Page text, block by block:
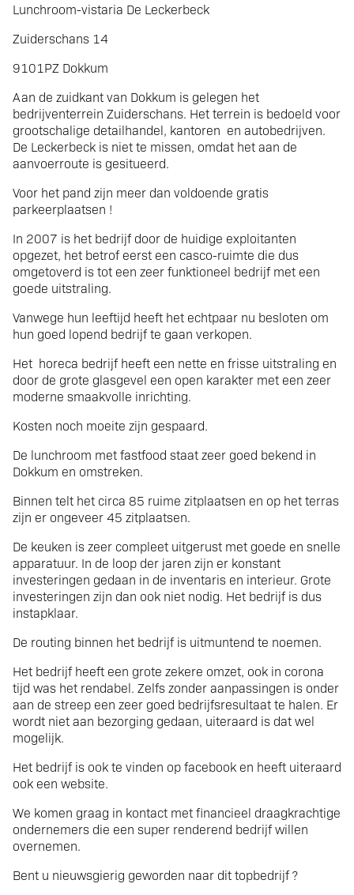
Dokkum VERKOCHT
lunchroom-vistaria De
Leckerbeck
Lunchroom-vistaria De Leckerbeck
Zuiderschans 14
9101PZ Dokkum
Aan de zuidkant van Dokkum is gelegen het
bedrijventerrein Zuiderschans. Het terrein is bedoeld voor
grootschalige detailhandel, kantoren en autobedrijven.
De Leckerbeck is niet te missen, omdat het aan de
aanvoerroute is gesitueerd.
Voor het pand zijn meer dan voldoende gratis
parkeerplaatsen !
In 2007 is het bedrijf door de huidige exploitanten
opgezet, het betrof eerst een casco-ruimte die dus
omgetoverd is tot een zeer funktioneel bedrijf met een
goede uitstraling.
Vanwege hun leeftijd heeft het echtpaar nu besloten om
hun goed lopend bedrijf te gaan verkopen.
Het horeca bedrijf heeft een nette en frisse uitstraling en
door de grote glasgevel een open karakter met een zeer
moderne smaakvolle inrichting.
Kosten noch moeite zijn gespaard.
De lunchroom met fastfood staat zeer goed bekend in
Dokkum en omstreken.
Binnen telt het circa 85 ruime zitplaatsen en op het terras
zijn er ongeveer 45 zitplaatsen.
De keuken is zeer compleet uitgerust met goede en snelle
apparatuur. In de loop der jaren zijn er konstant
investeringen gedaan in de inventaris en interieur. Grote
investeringen zijn dan ook niet nodig. Het bedrijf is dus
instapklaar.
De routing binnen het bedrijf is uitmuntend te noemen.
Het bedrijf heeft een grote zekere omzet, ook in corona
tijd was het rendabel. Zelfs zonder aanpassingen is onder
aan de streep een zeer goed bedrijfsresultaat te halen. Er
wordt niet aan bezorging gedaan, uiteraard is dat wel
mogelijk.
Het bedrijf is ook te vinden op facebook en heeft uiteraard
ook een website.
We komen graag in kontact met financieel draagkrachtige
ondernemers die een super renderend bedrijf willen
overnemen.
Bent u nieuwsgierig geworden naar dit topbedrijf ?